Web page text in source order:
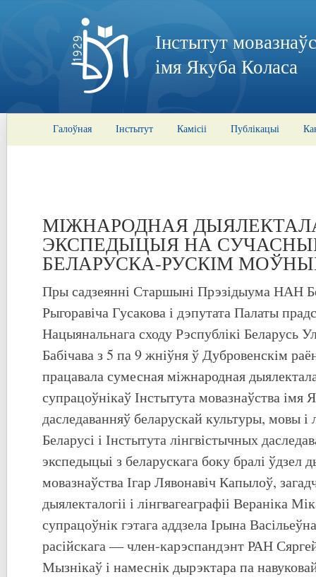
Інстытут
імя Якуба Коласа
Галоўная Інстытут Камісіі Публікацыі
МІЖНАРОДНАЯ
ЭКСПЕДЫЦЫЯ НА
БЕЛАРУСКА-РУСКІМ
Пры садзеянні Старшыні Прэзідыума НАН
Рыгоравіча Гусакова і дэпутата Палаты
Нацыянальнага сходу Рэспублікі Беларусь
Бабічава з 5 па 9 жніўня ў Дубровенскім
працавала сумесная міжнародная
супрацоўнікаў Інстытута мовазнаўства імя
даследаванняў беларускай культуры, мовы
Беларусі і Інстытута лінгвістычных
экспедыцыі з беларускага боку бралі ўдзел
мовазнаўства Ігар Лявонавіч Капылоў,
дыялекталогіі і лінгвагеаграфіі Вераніка
супрацоўнік гэтага аддзела Ірына
расійскага — член-карэспандэнт РАН
Мызнікаў і намеснік дырэктара па